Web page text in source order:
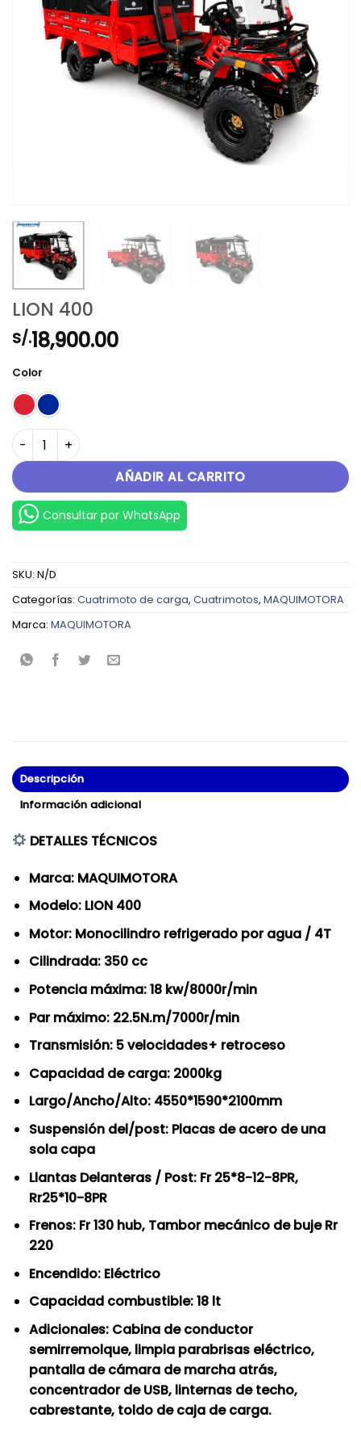
LION 400
S/.18,900.00
Color
LION 400 cantidad
AÑADIR AL CARRITO
Consultar por WhatsApp
SKU: N/D
Categorías: Cuatrimoto de carga, Cuatrimotos, MAQUIMOTORA
Marca: MAQUIMOTORA
Descripción
Información adicional
DETALLES TÉCNICOS
Marca: MAQUIMOTORA
Modelo: LION 400
Motor: Monocilindro refrigerado por agua / 4T
Cilindrada: 350 cc
Potencia máxima: 18 kw/8000r/min
Par máximo: 22.5N.m/7000r/min
Transmisión: 5 velocidades+ retroceso
Capacidad de carga: 2000kg
Largo/Ancho/Alto: 4550*1590*2100mm
Suspensión del/post: Placas de acero de una
sola capa
Llantas Delanteras / Post: Fr 25*8-12-8PR,
Rr25*10-8PR
Frenos: Fr 130 hub, Tambor mecánico de buje Rr
220
Encendido: Eléctrico
Capacidad combustible: 18 lt
Adicionales: Cabina de conductor
semirremolque, limpia parabrisas eléctrico,
pantalla de cámara de marcha atrás,
concentrador de USB, linternas de techo,
cabrestante, toldo de caja de carga.